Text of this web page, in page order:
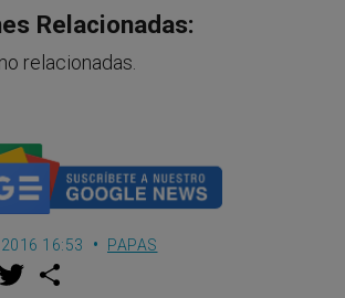
Relacionadas:
relacionadas.
16:53 PAPAS
w